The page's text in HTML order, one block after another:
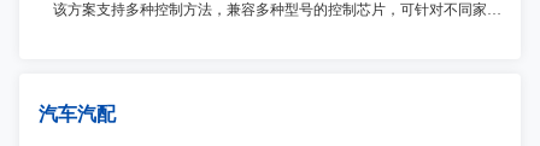
该方案支持多种控制方法，兼容多种型号的控制芯片，可针对不同家电应用场景进行优化和定制。此外，该解决方案还提供了诸多安全保护功能和稳定性保障，确保产品的高质量和可靠性
汽车汽配